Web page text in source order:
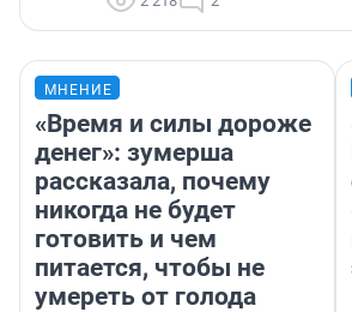
МНЕНИЕ
«Время и силы дороже
денег»: зумерша
рассказала, почему
никогда не будет
готовить и чем
питается, чтобы не
умереть от голода